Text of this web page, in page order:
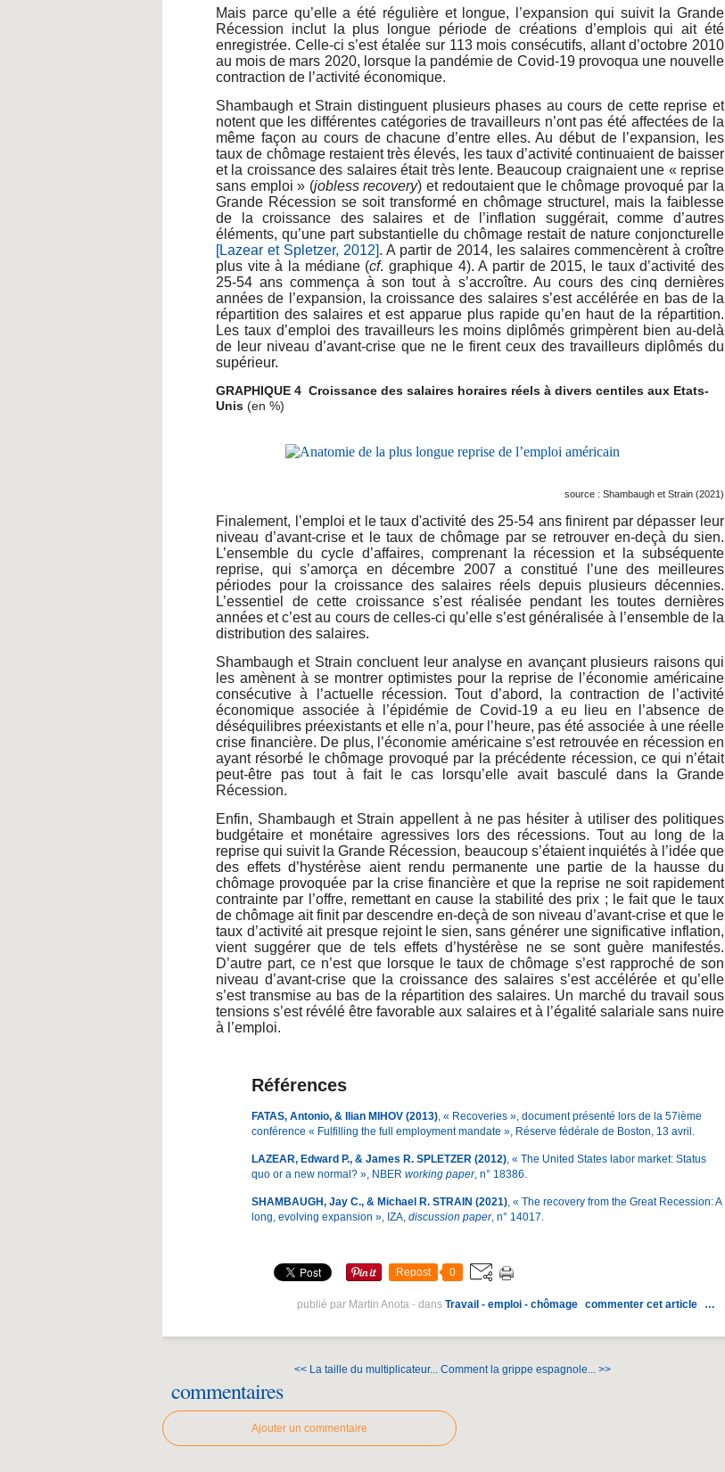
Mais parce qu’elle a été régulière et longue, l’expansion qui suivit la Grande
Récession inclut la plus longue période de créations d’emplois qui ait été
enregistrée. Celle-ci s’est étalée sur 113 mois consécutifs, allant d’octobre 2010
au mois de mars 2020, lorsque la pandémie de Covid-19 provoqua une nouvelle
contraction de l’activité économique.
Shambaugh et Strain distinguent plusieurs phases au cours de cette reprise et
notent que les différentes catégories de travailleurs n’ont pas été affectées de la
même façon au cours de chacune d’entre elles. Au début de l’expansion, les
taux de chômage restaient très élevés, les taux d’activité continuaient de baisser
et la croissance des salaires était très lente. Beaucoup craignaient une « reprise
sans emploi » (jobless recovery) et redoutaient que le chômage provoqué par la
Grande Récession se soit transformé en chômage structurel, mais la faiblesse
de la croissance des salaires et de l’inflation suggérait, comme d’autres
éléments, qu’une part substantielle du chômage restait de nature conjoncturelle
[Lazear et Spletzer, 2012]. A partir de 2014, les salaires commencèrent à croître
plus vite à la médiane (cf. graphique 4). A partir de 2015, le taux d’activité des
25-54 ans commença à son tout à s’accroître. Au cours des cinq dernières
années de l’expansion, la croissance des salaires s’est accélérée en bas de la
répartition des salaires et est apparue plus rapide qu’en haut de la répartition.
Les taux d’emploi des travailleurs les moins diplômés grimpèrent bien au-delà
de leur niveau d’avant-crise que ne le firent ceux des travailleurs diplômés du
supérieur.
GRAPHIQUE 4 Croissance des salaires horaires réels à divers centiles aux Etats-
Unis (en %)
source : Shambaugh et Strain (2021)
Finalement, l’emploi et le taux d'activité des 25-54 ans finirent par dépasser leur
niveau d’avant-crise et le taux de chômage par se retrouver en-deçà du sien.
L’ensemble du cycle d’affaires, comprenant la récession et la subséquente
reprise, qui s’amorça en décembre 2007 a constitué l’une des meilleures
périodes pour la croissance des salaires réels depuis plusieurs décennies.
L’essentiel de cette croissance s’est réalisée pendant les toutes dernières
années et c’est au cours de celles-ci qu’elle s’est généralisée à l’ensemble de la
distribution des salaires.
Shambaugh et Strain concluent leur analyse en avançant plusieurs raisons qui
les amènent à se montrer optimistes pour la reprise de l’économie américaine
consécutive à l’actuelle récession. Tout d’abord, la contraction de l’activité
économique associée à l’épidémie de Covid-19 a eu lieu en l’absence de
déséquilibres préexistants et elle n’a, pour l’heure, pas été associée à une réelle
crise financière. De plus, l’économie américaine s’est retrouvée en récession en
ayant résorbé le chômage provoqué par la précédente récession, ce qui n’était
peut-être pas tout à fait le cas lorsqu’elle avait basculé dans la Grande
Récession.
Enfin, Shambaugh et Strain appellent à ne pas hésiter à utiliser des politiques
budgétaire et monétaire agressives lors des récessions. Tout au long de la
reprise qui suivit la Grande Récession, beaucoup s’étaient inquiétés à l’idée que
des effets d’hystérèse aient rendu permanente une partie de la hausse du
chômage provoquée par la crise financière et que la reprise ne soit rapidement
contrainte par l’offre, remettant en cause la stabilité des prix ; le fait que le taux
de chômage ait finit par descendre en-deçà de son niveau d’avant-crise et que le
taux d’activité ait presque rejoint le sien, sans générer une significative inflation,
vient suggérer que de tels effets d’hystérèse ne se sont guère manifestés.
D’autre part, ce n’est que lorsque le taux de chômage s’est rapproché de son
niveau d’avant-crise que la croissance des salaires s’est accélérée et qu’elle
s’est transmise au bas de la répartition des salaires. Un marché du travail sous
tensions s’est révélé être favorable aux salaires et à l’égalité salariale sans nuire
à l’emploi.
Références
FATAS, Antonio, & Ilian MIHOV (2013), « Recoveries », document présenté lors de la 57ième
conférence « Fulfilling the full employment mandate », Réserve fédérale de Boston, 13 avril.
LAZEAR, Edward P., & James R. SPLETZER (2012), « The United States labor market: Status
quo or a new normal? », NBER working paper, n° 18386.
SHAMBAUGH, Jay C., & Michael R. STRAIN (2021), « The recovery from the Great Recession: A
long, evolving expansion », IZA, discussion paper, n° 14017.
Repost 0
publié par Martin Anota - dans Travail - emploi - chômage commenter cet article …
<< La taille du multiplicateur... Comment la grippe espagnole... >>
commentaires
Ajouter un commentaire